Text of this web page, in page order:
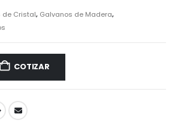
de Cristal, Galvanos de Madera,
COTIZAR